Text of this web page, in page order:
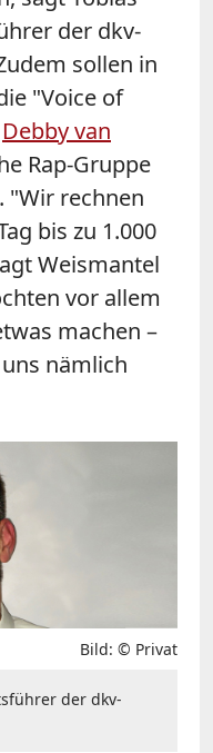
der dkv-
sollen in
"Voice of
Debby van
Rap-Gruppe
"Wir rechnen
bis zu 1.000
Weismantel
vor allem
machen –
nämlich
Bild: © Privat
der dkv-